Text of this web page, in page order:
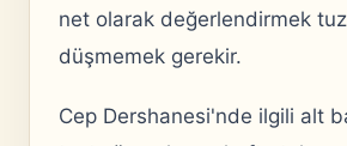
net olarak değerlendirmek
düşmemek gerekir.
Cep Dershanesi'nde ilgili alt